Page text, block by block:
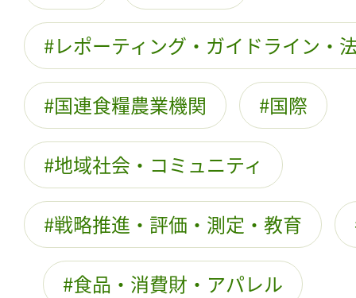
レポーティング・ガイドライン・
国連食糧農業機関 国際
地域社会・コミュニティ
戦略推進・評価・測定・教育
食品・消費財・アパレル